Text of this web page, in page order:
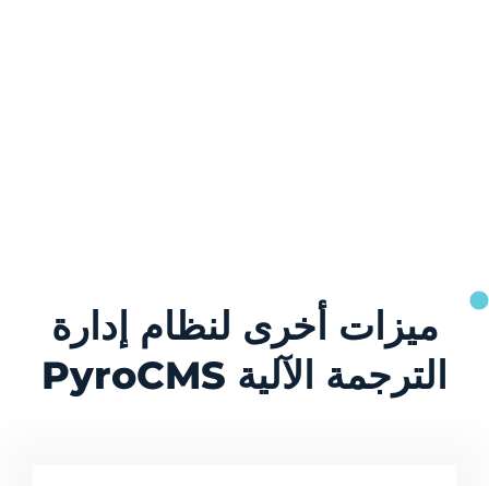
ميزات أخرى لنظام إدارة
الترجمة الآلية PyroCMS